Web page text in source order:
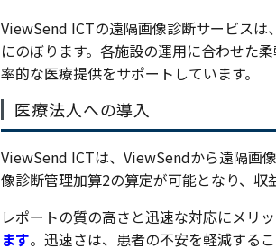
ViewSend ICTの遠隔画像診断サービス
にのぼります。各施設の運用に合わせた
率的な医療提供をサポートしています。
医療法人への導入
ViewSend ICTは、ViewSendから遠隔画
像診断管理加算2の算定が可能となり、収
レポートの質の高さと迅速な対応にメリッ
ます。迅速さは、患者の不安を軽減する